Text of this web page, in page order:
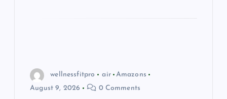
wellnessfitpro air
Amazons
August 9, 2026
0 Comments